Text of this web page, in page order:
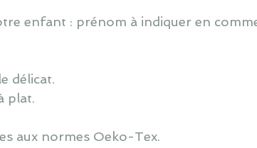
enfant : prénom à indiquer en
délicat.
plat.
aux normes Oeko-Tex.